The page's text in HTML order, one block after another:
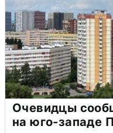
Очевидцы
на юго-западе